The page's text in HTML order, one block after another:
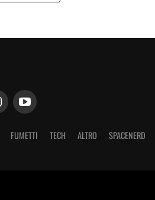
FUMETTI TECH ALTRO SPACENERD